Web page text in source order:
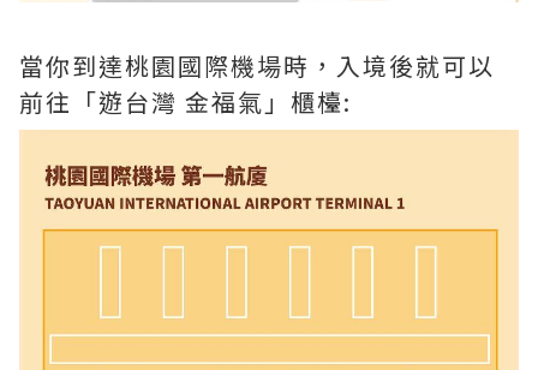
當你到達桃園國際機場時，入境後就可以
前往「遊台灣 金福氣」櫃檯: